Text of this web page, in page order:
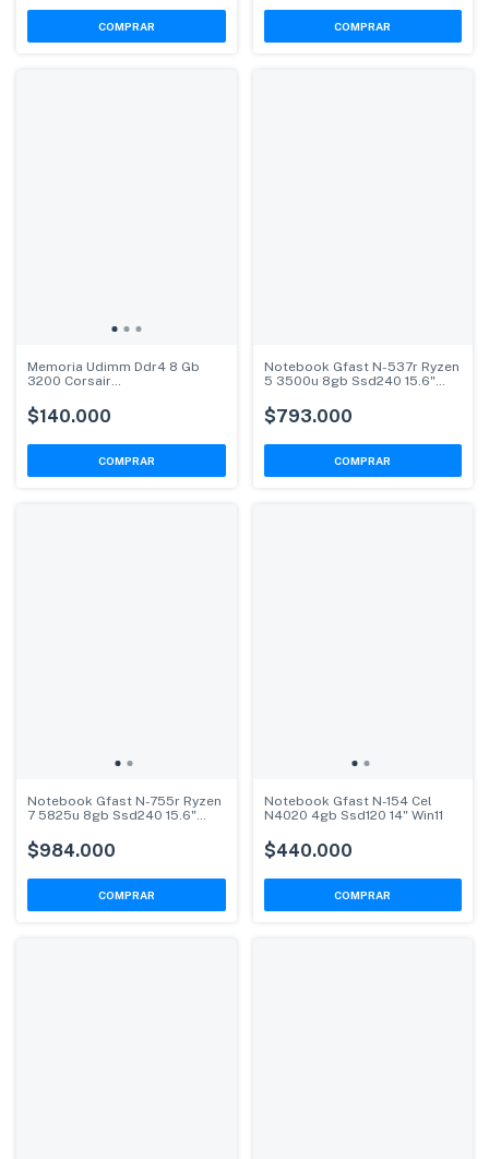
Memoria Udimm Ddr4 8 Gb
3200 Corsair
$140.000
Notebook Gfast N-537r Ryzen
5 3500u 8gb Ssd240 15.6"
$793.000
Notebook Gfast N-755r Ryzen
7 5825u 8gb Ssd240 15.6"
$984.000
Notebook Gfast N-154 Cel
N4020 4gb Ssd120 14" Win11
$440.000